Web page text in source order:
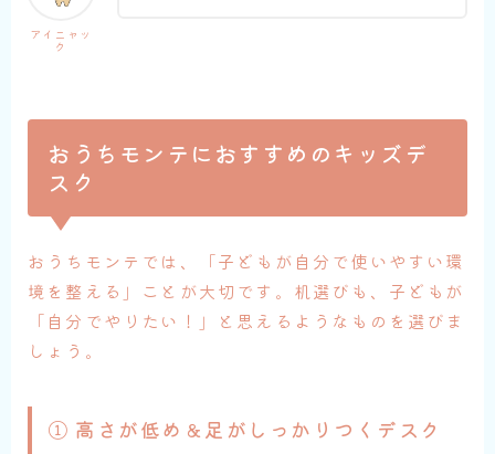
アイニャッ
ク
おうちモンテにおすすめのキッズデ
スク
おうちモンテでは、「子どもが自分で使いやすい環
境を整える」ことが大切です。机選びも、子どもが
「自分でやりたい！」と思えるようなものを選びま
しょう。
① 高さが低め＆足がしっかりつくデスク